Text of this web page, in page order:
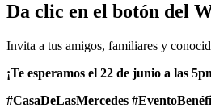
Da clic en el botón del
Invita a tus amigos, familiares y
¡Te esperamos el 22 de junio a las
#CasaDeLasMercedes